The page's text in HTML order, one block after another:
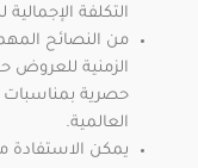
التكلفة
من النصائح
الزمنية
حصرية بمناسبات
العالمية.
يمكن الاستفادة